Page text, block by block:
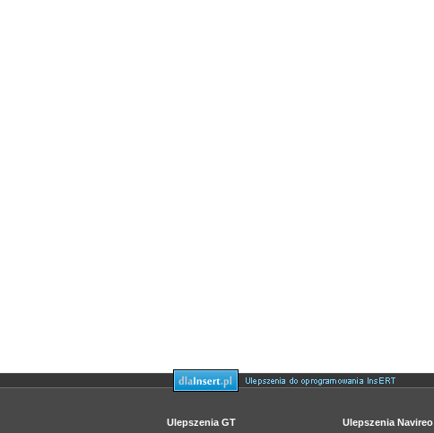
Ulepszenia GT Ulepszenia Navireo